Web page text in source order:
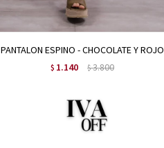
PANTALON ESPINO - CHOCOLATE Y ROJO
$ 1.140 $3.800